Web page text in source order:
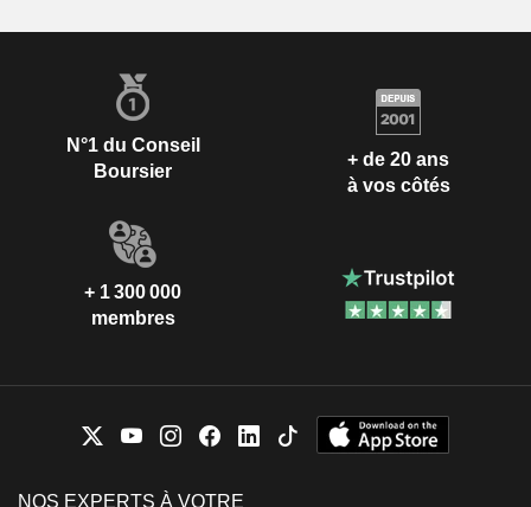
N°1 du Conseil
Boursier
+ de 20 ans
à vos côtés
+ 1 300 000
membres
NOS EXPERTS À VOTRE